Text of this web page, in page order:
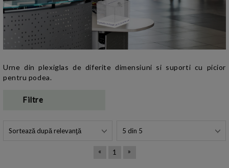
Urne din plexiglas de diferite dimensiuni si suporti cu picior
pentru podea.
Filtre
« 1 »